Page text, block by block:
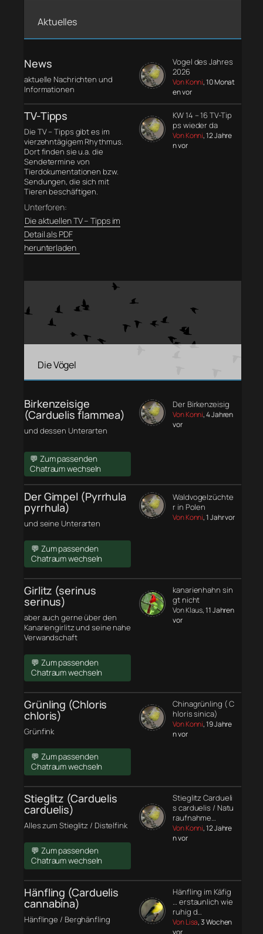
Aktuelles
News
aktuelle Nachrichten und
Informationen
Vogel des Jahres
2026
Von Konni, 10 Monat
en vor
TV-Tipps
Die TV – Tipps gibt es im
vierzehntägigem Rhythmus.
Dort finden sie u.a. die
Sendetermine von
Tierdokumentationen bzw.
Sendungen, die sich mit
Tieren beschäftigen.
Unterforen:
Die aktuellen TV – Tipps im
Detail als PDF
herunterladen
KW 14 – 16 TV-Tip
ps wieder da
Von Konni, 12 Jahre
n vor
Die Vögel
Birkenzeisige
(Carduelis flammea)
und dessen Unterarten
💬 Zum passenden
Chatraum wechseln
Der Birkenzeisig
Von Konni, 4 Jahren
vor
Der Gimpel (Pyrrhula
pyrrhula)
und seine Unterarten
💬 Zum passenden
Chatraum wechseln
Waldvogelzüchte
r in Polen
Von Konni, 1 Jahr vor
Girlitz (serinus
serinus)
aber auch gerne über den
Kanariengirlitz und seine nahe
Verwandschaft
💬 Zum passenden
Chatraum wechseln
kanarienhahn sin
gt nicht
Von Klaus, 11 Jahren
vor
Grünling (Chloris
chloris)
Grünfink
💬 Zum passenden
Chatraum wechseln
Chinagrünling ( C
hloris sinica)
Von Konni, 19 Jahre
n vor
Stieglitz (Carduelis
carduelis)
Alles zum Stieglitz / Distelfink
💬 Zum passenden
Chatraum wechseln
Stieglitz Cardueli
s carduelis / Natu
raufnahme…
Von Konni, 12 Jahre
n vor
Hänfling (Carduelis
cannabina)
Hänflinge / Berghänfling
Hänfling im Käfig
… erstaunlich wie
ruhig d…
Von Lisa, 3 Wochen